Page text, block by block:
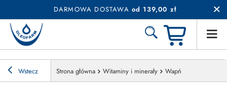
DARMOWA DOSTAWA od 139,00 zł
Wstecz Strona główna Witaminy i minerały Wapń